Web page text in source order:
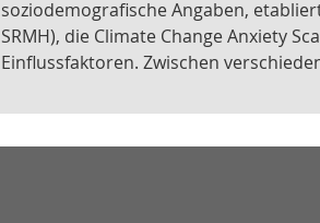
soziodemografische Angaben,
SRMH), die Climate Change Anxiety
Einflussfaktoren. Zwischen